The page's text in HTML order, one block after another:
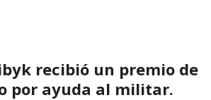
recibió un premio de
por ayuda al militar.